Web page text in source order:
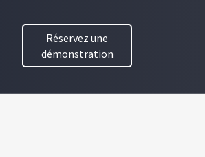
Réservez une
démonstration